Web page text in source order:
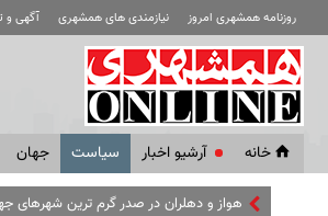
روزنامه همشهری امروز نیازمندی های همشهری آگهی و
خانه آرشیو اخبار سياست جهان
هواز و دهلران در صدر گرم‌ ترین شهرهای جهان | ثبت